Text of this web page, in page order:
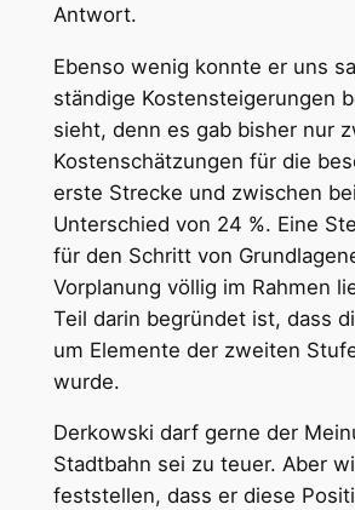
Antwort.
Ebenso wenig konnte er uns
ständige Kostensteigerungen
sieht, denn es gab bisher nur
Kostenschätzungen für die
erste Strecke und zwischen
Unterschied von 24 %. Eine
für den Schritt von
Vorplanung völlig im Rahmen
Teil darin begründet ist, dass
um Elemente der zweiten
wurde.
Derkowski darf gerne der
Stadtbahn sei zu teuer. Aber
feststellen, dass er diese